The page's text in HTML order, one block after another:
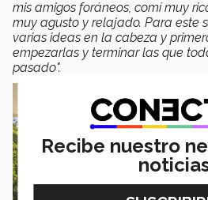
mis amigos foráneos, comí muy
muy agusto y relajado. Para este
varias ideas en la cabeza y
empezarlas y terminar las que
pasado".
Recibe nuestro